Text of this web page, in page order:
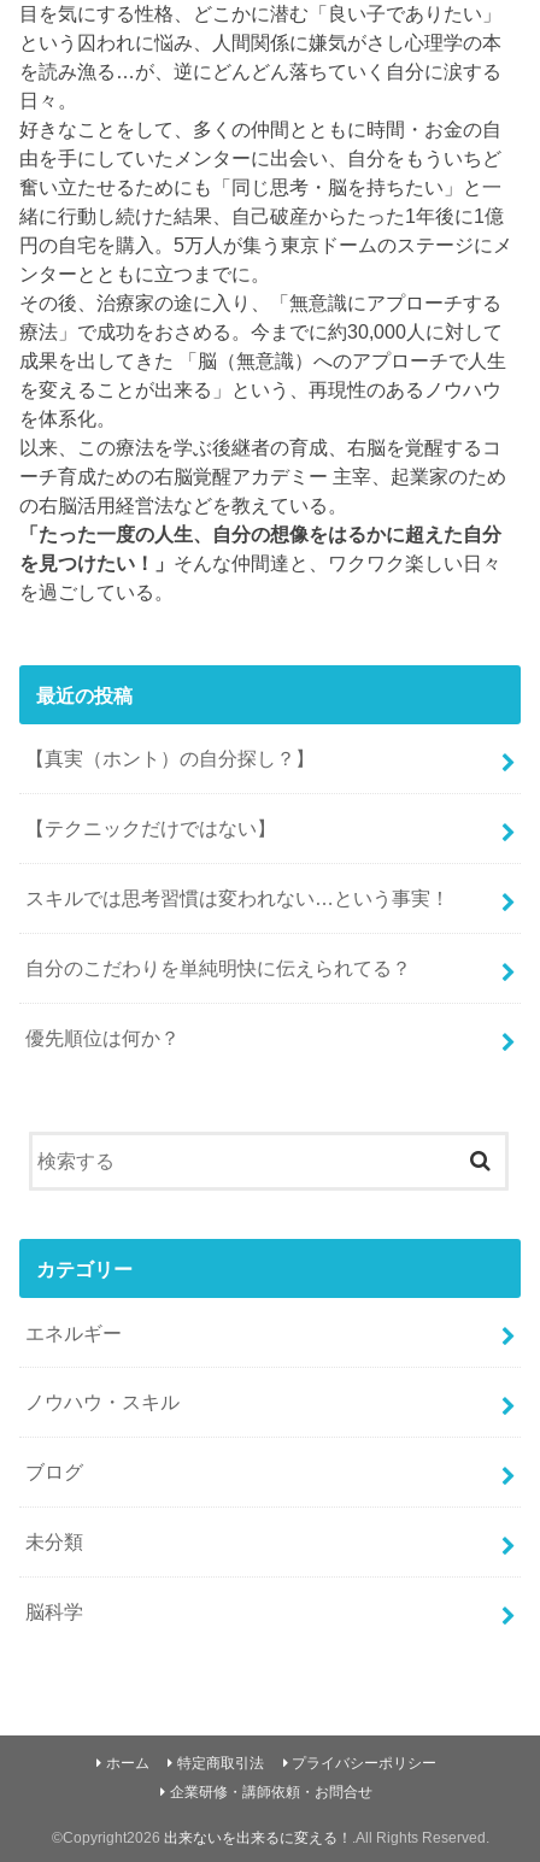
目を気にする性格、どこかに潜む「良い子でありたい」
という囚われに悩み、人間関係に嫌気がさし心理学の本
を読み漁る…が、逆にどんどん落ちていく自分に涙する
日々。
好きなことをして、多くの仲間とともに時間・お金の自
由を手にしていたメンターに出会い、自分をもういちど
奮い立たせるためにも「同じ思考・脳を持ちたい」と一
緒に行動し続けた結果、自己破産からたった1年後に1億
円の自宅を購入。5万人が集う東京ドームのステージにメ
ンターとともに立つまでに。
その後、治療家の途に入り、「無意識にアプローチする
療法」で成功をおさめる。今までに約30,000人に対して
成果を出してきた 「脳（無意識）へのアプローチで人生
を変えることが出来る」という、再現性のあるノウハウ
を体系化。
以来、この療法を学ぶ後継者の育成、右脳を覚醒するコ
ーチ育成ための右脳覚醒アカデミー 主宰、起業家のため
の右脳活用経営法などを教えている。
「たった一度の人生、自分の想像をはるかに超えた自分
を見つけたい！」 そんな仲間達と、ワクワク楽しい日々
を過ごしている。
最近の投稿
【真実（ホント）の自分探し？】
【テクニックだけではない】
スキルでは思考習慣は変われない…という事実！
自分のこだわりを単純明快に伝えられてる？
優先順位は何か？
カテゴリー
エネルギー
ノウハウ・スキル
ブログ
未分類
脳科学
ホーム 特定商取引法
プライバシーポリシー
企業研修・講師依頼・お問合せ
©Copyright2026 出来ないを出来るに変える！ .All Rights Reserved.